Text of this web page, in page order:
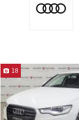
18